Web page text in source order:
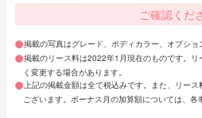
ご確認くだ
掲載の写真はグレード、ボディカラー、オプショ
掲載のリース料は2022年1月現在のものです。
く変更する場合があります。
上記の掲載金額は全て税込みです。また、リー
ございます。ボーナス月の加算額については、各